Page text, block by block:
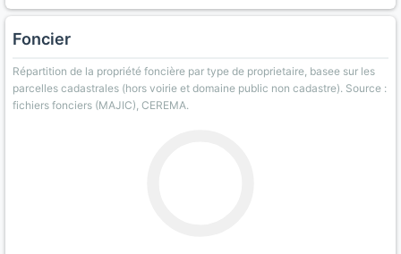
Foncier
Répartition de la propriété foncière par type de proprietaire, basee sur les
parcelles cadastrales (hors voirie et domaine public non cadastre). Source :
fichiers fonciers (MAJIC), CEREMA.